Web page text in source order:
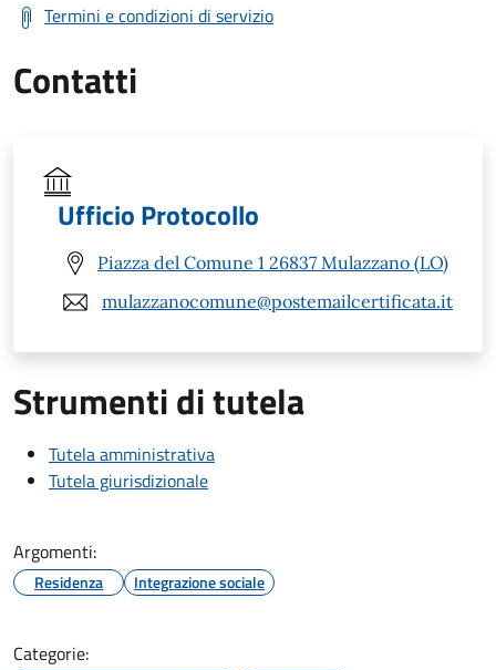
Termini e condizioni di servizio
Contatti
Ufficio Protocollo
Piazza del Comune 1 26837 Mulazzano (LO)
mulazzanocomune@postemailcertificata.it
Strumenti di tutela
Tutela amministrativa
Tutela giurisdizionale
Argomenti:
Residenza Integrazione sociale
Categorie: